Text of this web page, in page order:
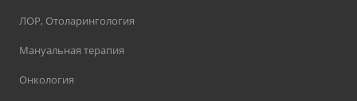
ЛОР, Отоларингология
Мануальная терапия
Онкология